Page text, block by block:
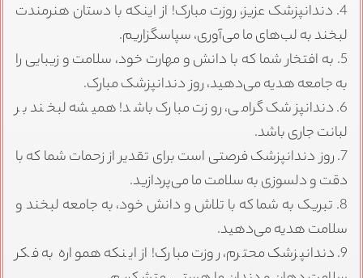
4. دندانپزشک عزیز، روزت مبارک! از اینکه با دستان هنرمندت
لبخند به لب‌های ما می‌آوری، سپاسگزاریم.
5. به افتخار شما که با دانش و مهارت خود، سلامت و زیبایی را
به جامعه هدیه می‌دهید، روز دندانپزشک مبارک.
6. دندانپزشک گرامی، روزت مبارک باشد! همیشه لبخند بر
لبانت جاری باشد.
7. روز دندانپزشک فرصتی است برای تقدیر از زحمات شما که با
دقت و دلسوزی به سلامت ما می‌پردازید.
8. تبریک به شما که با تلاش و دانش خود، به جامعه لبخند و
سلامت هدیه می‌دهید.
9. دندانپزشک محترم، روزت مبارک! از اینکه همواره به فکر